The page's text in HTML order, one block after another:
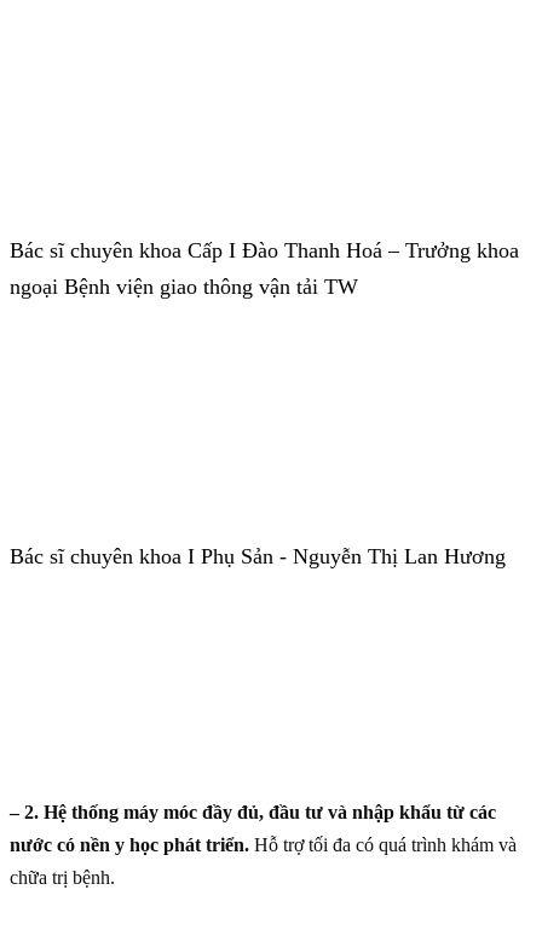
Bác sĩ chuyên khoa Cấp I Đào Thanh Hoá – Trưởng khoa
ngoại Bệnh viện giao thông vận tải TW
Bác sĩ chuyên khoa I Phụ Sản - Nguyễn Thị Lan Hương
– 2. Hệ thống máy móc đầy đủ, đầu tư và nhập khẩu từ các
nước có nền y học phát triển. Hỗ trợ tối đa có quá trình khám và
chữa trị bệnh.